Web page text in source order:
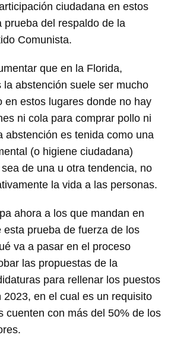
ciudadana en estos
prueba del respaldo de la
Comunista.
que en la Florida,
la abstención suele ser mucho
en estos lugares donde no hay
ni cola para comprar pollo ni
abstención es tenida como una
(o higiene ciudadana)
de una u otra tendencia, no
la vida a las personas.
ahora a los que mandan en
esta prueba de fuerza de los
va a pasar en el proceso
las propuestas de la
para rellenar los puestos
2023, en el cual es un requisito
cuenten con más del 50% de los